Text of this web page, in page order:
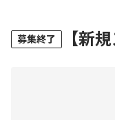
募集終了 【新